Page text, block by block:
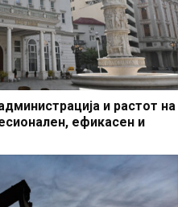
и растот на
ефикасен и